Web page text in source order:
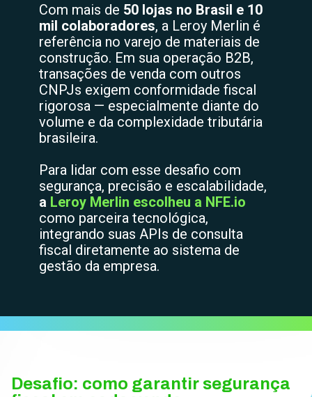
Com mais de 50 lojas no Brasil e 10
mil colaboradores, a Leroy Merlin é
referência no varejo de materiais de
construção. Em sua operação B2B,
transações de venda com outros
CNPJs exigem conformidade fiscal
rigorosa — especialmente diante do
volume e da complexidade tributária
brasileira.
Para lidar com esse desafio com
segurança, precisão e escalabilidade,
a Leroy Merlin escolheu a NFE.io
como parceira tecnológica,
integrando suas APIs de consulta
fiscal diretamente ao sistema de
gestão da empresa.
Desafio: como garantir segurança